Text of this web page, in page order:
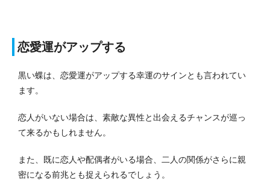
恋愛運がアップする
黒い蝶は、恋愛運がアップする幸運のサインとも言われてい
ます。
恋人がいない場合は、素敵な異性と出会えるチャンスが巡っ
て来るかもしれません。
また、既に恋人や配偶者がいる場合、二人の関係がさらに親
密になる前兆とも捉えられるでしょう。